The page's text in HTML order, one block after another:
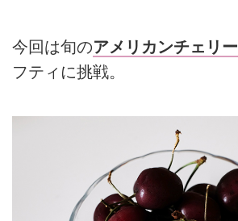
今回は旬のアメリカンチェリー
フティに挑戦。